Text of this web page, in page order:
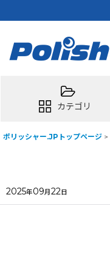
カテゴリ
ポリッシャー.JPトップページ >
2025年09月22日